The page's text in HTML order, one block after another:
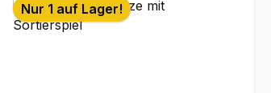
Nur 1 auf Lager!